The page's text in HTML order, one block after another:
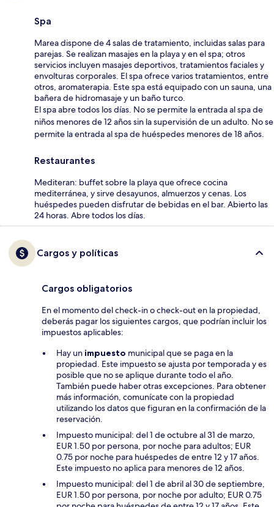
Spa
Marea dispone de 4 salas de tratamiento, incluidas salas para
parejas. Se realizan masajes en la playa y en el spa; otros
servicios incluyen masajes deportivos, tratamientos faciales y
envolturas corporales. El spa ofrece varios tratamientos, entre
otros, aromaterapia. Este spa está equipado con un sauna, una
bañera de hidromasaje y un baño turco.
El spa abre todos los días. No se permite la entrada al spa de
niños menores de 12 años sin la supervisión de un adulto. No se
permite la entrada al spa de huéspedes menores de 18 años.
Restaurantes
Mediteran: buffet sobre la playa que ofrece cocina
mediterránea, y sirve desayunos, almuerzos y cenas. Los
huéspedes pueden disfrutar de bebidas en el bar. Abierto las
24 horas. Abre todos los días.
Cargos y políticas
Cargos obligatorios
En el momento del check-in o check-out en la propiedad,
deberás pagar los siguientes cargos, que podrían incluir los
impuestos aplicables:
Hay unimpuesto municipal que se paga en la
propiedad. Este impuesto se ajusta por temporada y es
posible que no se aplique durante todo el año.
También puede haber otras excepciones. Para obtener
más información, comunícate con la propiedad
utilizando los datos que figuran en la confirmación de la
reservación.
Impuesto municipal: del 1 de octubre al 31 de marzo,
EUR 1.50 por persona, por noche para adultos; EUR
0.75 por noche para huéspedes de entre 12 y 17 años.
Este impuesto no aplica para menores de 12 años.
Impuesto municipal: del 1 de abril al 30 de septiembre,
EUR 1.50 por persona, por noche por adulto; EUR 0.75